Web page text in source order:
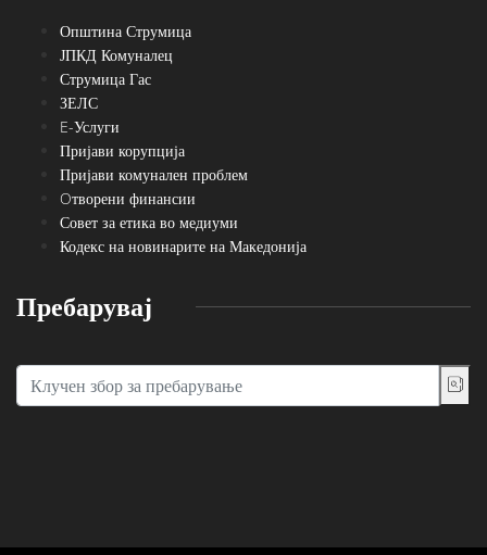
Општина Струмица
ЈПКД Комуналец
Струмица Гас
ЗЕЛС
E-Услуги
Пријави корупција
Пријави комунален проблем
Oтворени финансии
Совет за етика во медиуми
Кодекс на новинарите на Македонија
Пребарувај